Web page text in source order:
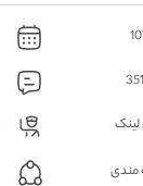
لینک
مندی